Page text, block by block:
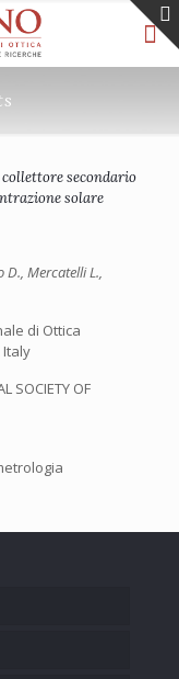
secondario
solare
D., Mercatelli L.,
di Ottica
Italy
SOCIETY OF